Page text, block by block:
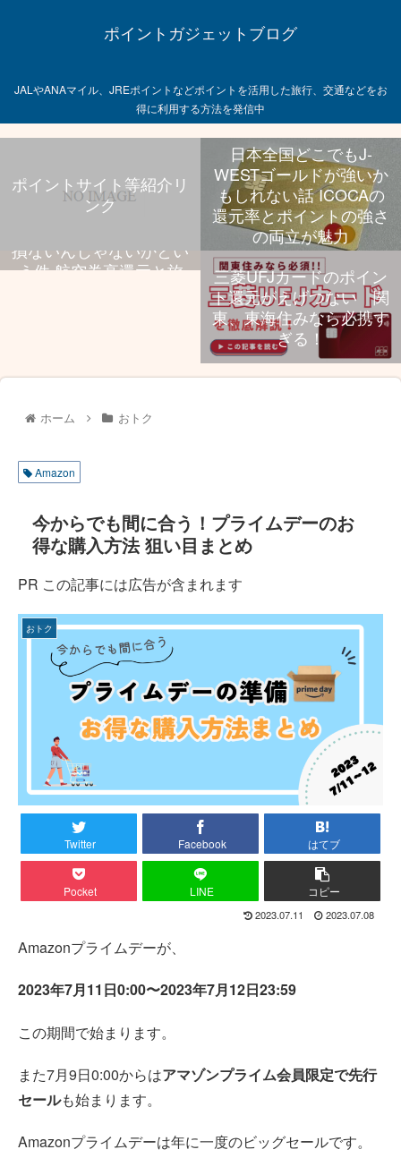
ポイントガジェットブログ
JALやANAマイル、JREポイントなどポイントを活用した旅行、交通などをお
得に利用する方法を発信中
ポイントサイト等紹介リ
ンク
日本全国どこでもJ-
WESTゴールドが強いか
もしれない話 ICOCAの
還元率とポイントの強さ
の両立が魅力
飛行機乗る旅行好きなら
損ないんじゃないかとい
う件 航空券高還元と旅
三菱UFJカードのポイン
ト還元がえげつない 関
東、東海住みなら必携す
ぎる！
ホーム おトク
Amazon
今からでも間に合う！プライムデーのお
得な購入方法 狙い目まとめ
PR この記事には広告が含まれます
おトク
Twitter Facebook はてブ
Pocket LINE コピー
2023.07.11 2023.07.08
Amazonプライムデーが、
2023年7月11日0:00〜2023年7月12日23:59
この期間で始まります。
また7月9日0:00からはアマゾンプライム会員限定で先行
セールも始まります。
Amazonプライムデーは年に一度のビッグセールです。